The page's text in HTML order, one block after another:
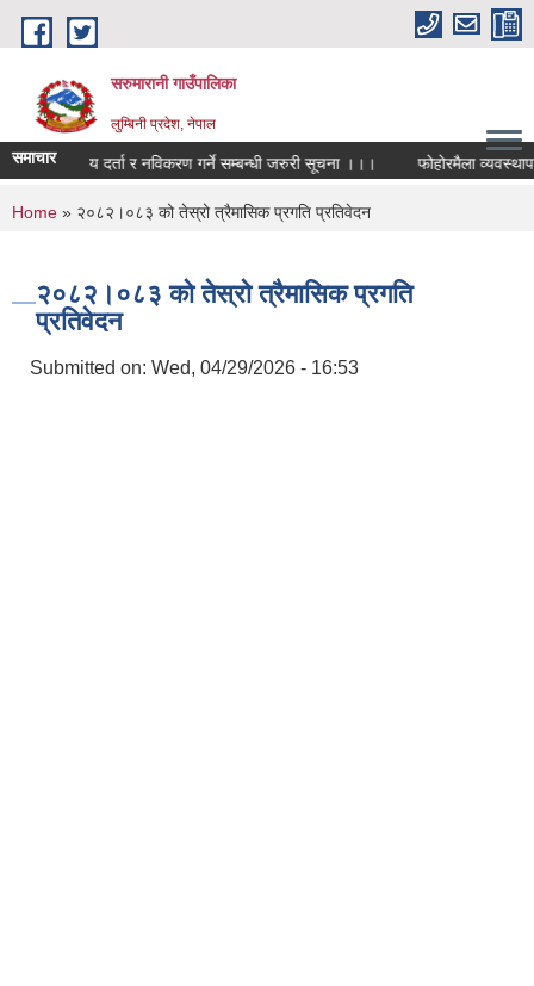
Skip to main content
सरुमारानी गाउँपालिका
लुम्बिनी प्रदेश, नेपाल
समाचारव्यावसाय दर्ता र नविकरण गर्ने सम्बन्धी जरुरी सूचना ।।। फोहोरमैला
You are here
Home » २०८२।०८३ को तेस्रो त्रैमासिक प्रगति प्रतिवेदन
२०८२।०८३ को तेस्रो त्रैमासिक प्रगति
प्रतिवेदन
Submitted on: Wed, 04/29/2026 - 16:53